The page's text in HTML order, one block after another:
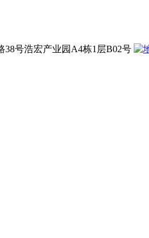
号浩宏产业园A4栋1层B02号